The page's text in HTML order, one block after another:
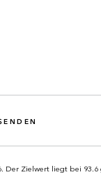
Der Zielwert liegt bei 93.6